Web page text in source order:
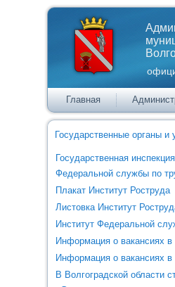
Главная
Государственные органы и
Государственная
Федеральной службы по
Плакат Институт Роструда
Листовка Институт
Институт Федеральной
Информация о вакансиях в
Информация о вакансиях в
В Волгоградской области